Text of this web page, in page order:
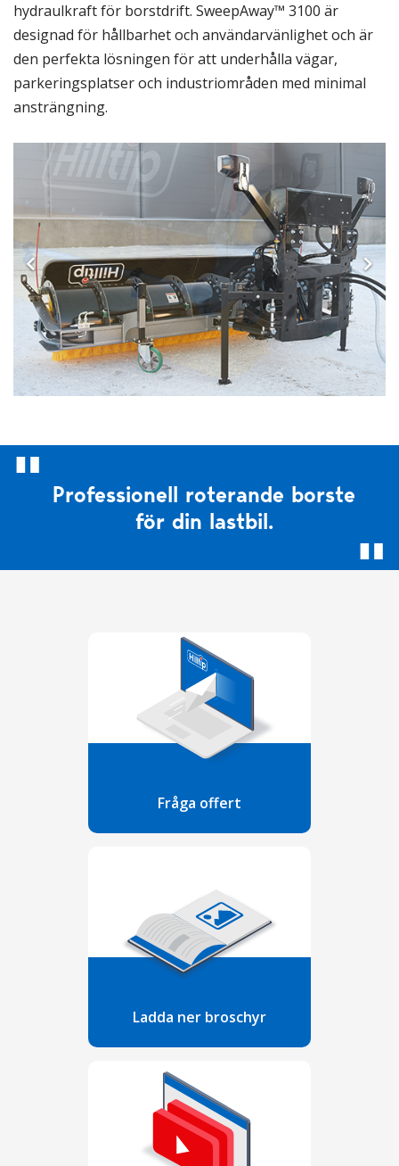
hydraulkraft för borstdrift. SweepAway™ 3100 är
designad för hållbarhet och användarvänlighet och är
den perfekta lösningen för att underhålla vägar,
parkeringsplatser och industriområden med minimal
ansträngning.
Professionell roterande borste
för din lastbil.
Ladda ner broschyr
Fråga offert